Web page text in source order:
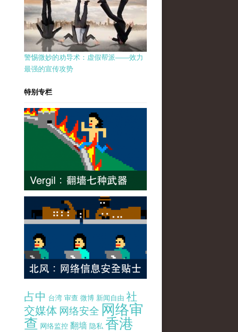
警惕微妙的劝导术：虚假帮派——效力
最强的宣传攻势
特别专栏
占中 台湾 审查 微博 新闻自由 社
交媒体 网络安全 网络审
查 网络监控 翻墙 隐私 香港